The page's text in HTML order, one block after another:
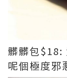
髒髒包$18:
呢個極度邪